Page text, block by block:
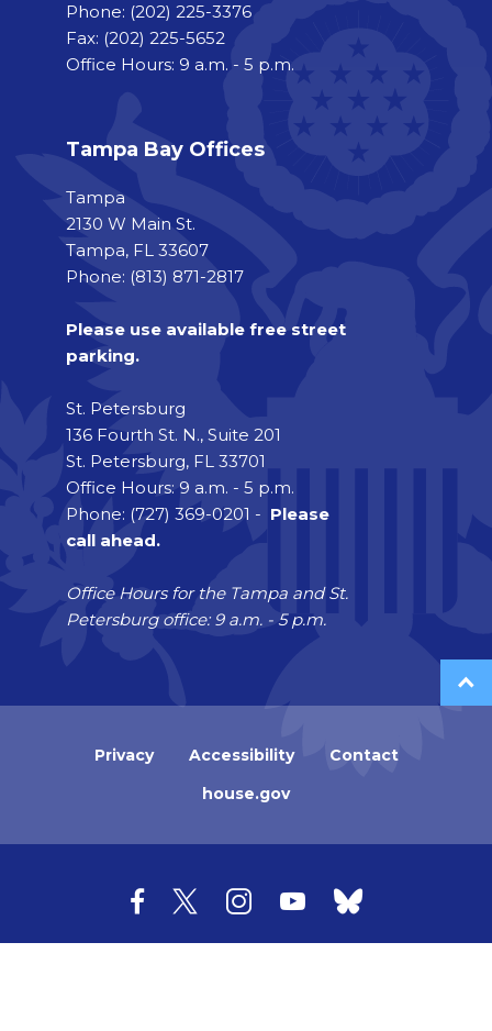
Phone: (202) 225-3376
Fax: (202) 225-5652
Office Hours: 9 a.m. - 5 p.m.
Tampa Bay Offices
Tampa
2130 W Main St.
Tampa, FL 33607
Phone: (813) 871-2817
Please use available free street
parking.
St. Petersburg
136 Fourth St. N., Suite 201
St. Petersburg, FL 33701
Office Hours: 9 a.m. - 5 p.m.
Phone: (727) 369-0201 - Please
call ahead.
Office Hours for the Tampa and St.
Petersburg office: 9 a.m. - 5 p.m.
Privacy Accessibility
Contact
house.gov